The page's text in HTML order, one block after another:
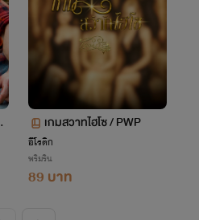
เกมสวาทไฮโซ / PWP
อีโรติก
พริมริน
89 บาท